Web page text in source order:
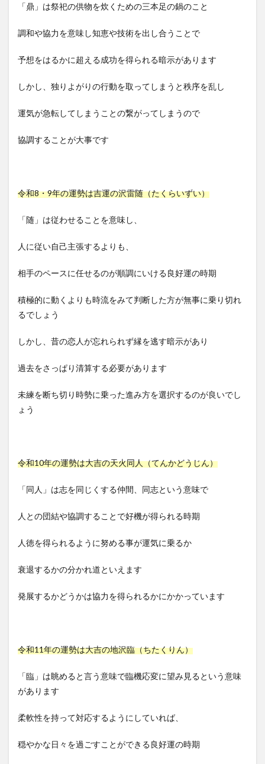
「鼎」は祭祀の供物を炊くための三本足の鍋のこと
調和や協力を意味し知恵や技術を出し合うことで
予想をはるかに超える成功を得られる暗示があります
しかし、独りよがりの行動を取ってしまうと秩序を乱し
運気が急転してしまうことの繋がってしまうので
協調することが大事です
令和8・9年の運勢は吉運の沢雷随（たくらいずい）
「随」は従わせることを意味し、
人に従い自己主張するよりも、
相手のペースに任せるのが順調にいける良好運の時期
積極的に動くよりも時流をみて判断した方が無事に乗り切れ
るでしょう
しかし、昔の恋人が忘れられず縁を逃す暗示があり
過去をさっぱり清算する必要があります
未練を断ち切り時勢に乗った進み方を選択するのが良いでし
ょう
令和10年の運勢は大吉の天火同人（てんかどうじん）
「同人」は志を同じくする仲間、同志という意味で
人との団結や協調することで好機が得られる時期
人徳を得られるように努める事が運気に乗るか
衰退するかの分かれ道といえます
発展するかどうかは協力を得られるかにかかっています
令和11年の運勢は大吉の地沢臨（ちたくりん）
「臨」は眺めると言う意味で臨機応変に望み見るという意味
があります
柔軟性を持って対応するようにしていれば、
穏やかな日々を過ごすことができる良好運の時期